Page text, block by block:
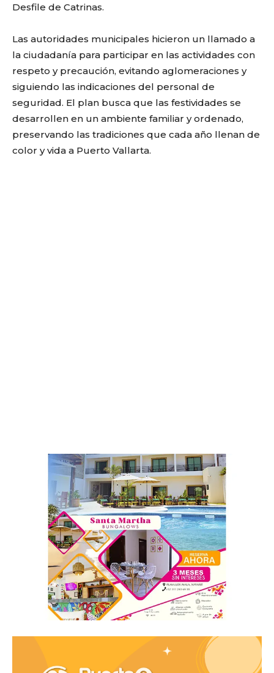
Desfile de Catrinas.
Las autoridades municipales hicieron un llamado a
la ciudadanía para participar en las actividades con
respeto y precaución, evitando aglomeraciones y
siguiendo las indicaciones del personal de
seguridad. El plan busca que las festividades se
desarrollen en un ambiente familiar y ordenado,
preservando las tradiciones que cada año llenan de
color y vida a Puerto Vallarta.